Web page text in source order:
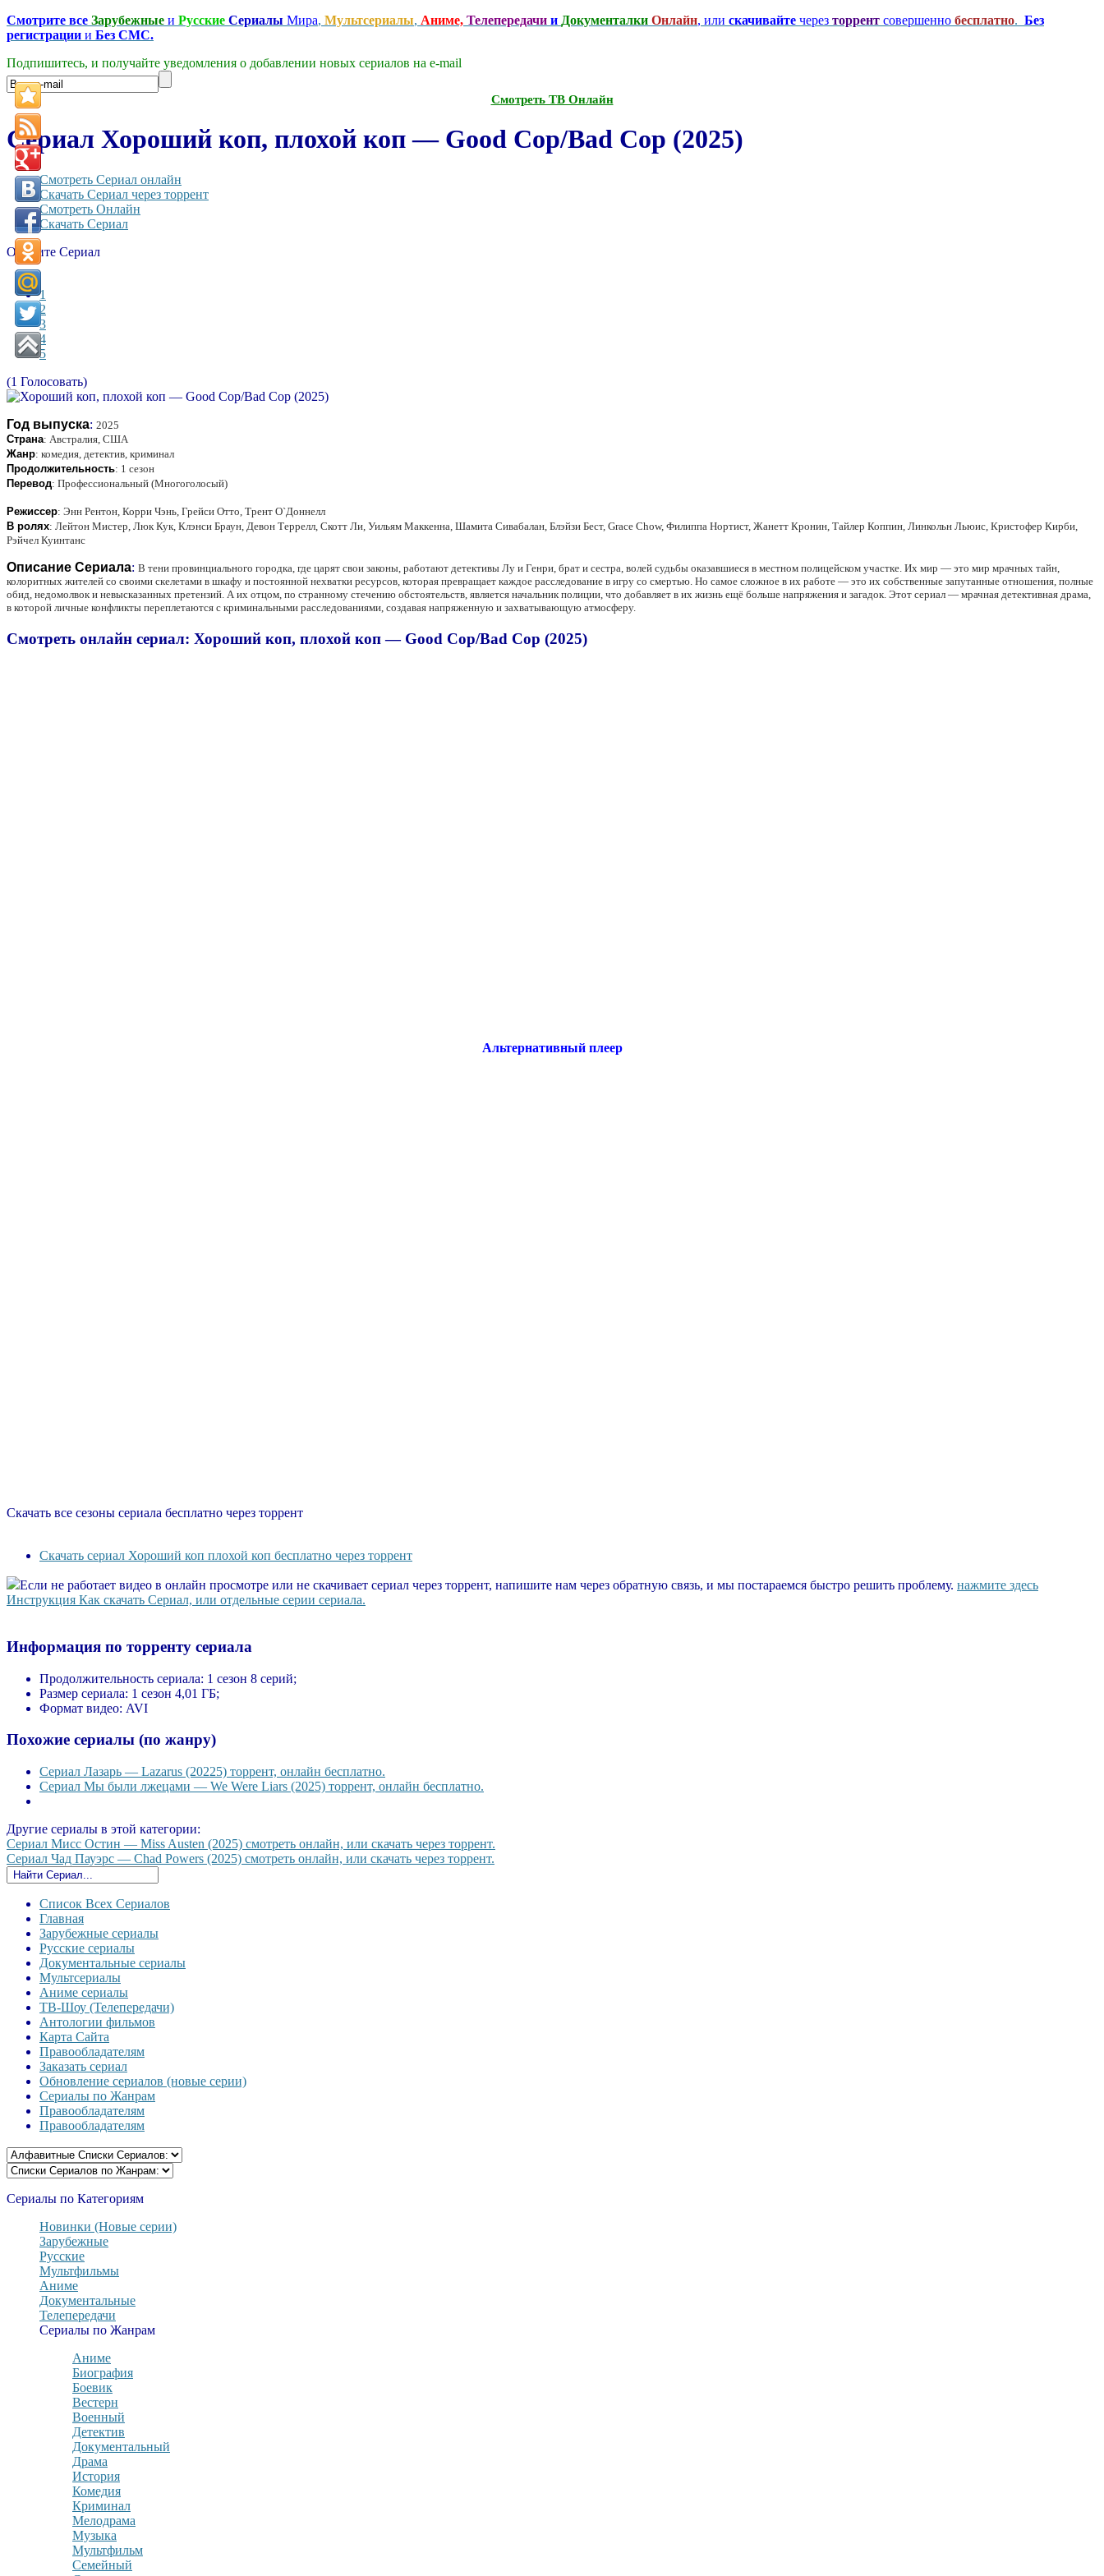
Смотрите все Зарубежные и Русские Сериалы Мира, Мультсериалы, Аниме, Телепередачи и Документалки Онлайн, или скачивайте через торрент совершенно бесплатно. Без
регистрации и Без СМС.
Подпишитесь, и получайте уведомления о добавлении новых сериалов на e-mаil
Смотреть ТВ Онлайн
Сериал Хороший коп, плохой коп — Good Cop/Bad Cop (2025)
Смотреть Сериал онлайн
Скачать Сериал через торрент
Смотреть Онлайн
Скачать Сериал
Оцените Сериал
1
2
3
4
5
(1 Голосовать)
Год выпуска: 2025
Страна: Австралия, США
Жанр: комедия, детектив, криминал
Продолжительность: 1 сезон
Перевод: Профессиональный (Многоголосый)
Режиссер: Энн Рентон, Корри Чэнь, Грейси Отто, Трент О`Доннелл
В ролях: Лейтон Мистер, Люк Кук, Клэнси Браун, Девон Террелл, Скотт Ли, Уильям Маккенна, Шамита Сивабалан, Блэйзи Бест, Grace Chow, Филиппа Нортист, Жанетт Кронин, Тайлер Коппин, Линкольн Льюис, Кристофер Кирби,
Рэйчел Куинтанс
Описание Сериала: В тени провинциального городка, где царят свои законы, работают детективы Лу и Генри, брат и сестра, волей судьбы оказавшиеся в местном полицейском участке. Их мир — это мир мрачных тайн,
колоритных жителей со своими скелетами в шкафу и постоянной нехватки ресурсов, которая превращает каждое расследование в игру со смертью. Но самое сложное в их работе — это их собственные запутанные отношения, полные
обид, недомолвок и невысказанных претензий. А их отцом, по странному стечению обстоятельств, является начальник полиции, что добавляет в их жизнь ещё больше напряжения и загадок. Этот сериал — мрачная детективная драма,
в которой личные конфликты переплетаются с криминальными расследованиями, создавая напряженную и захватывающую атмосферу.
Смотреть онлайн сериал: Хороший коп, плохой коп — Good Cop/Bad Cop (2025)
Альтернативный плеер
Скачать все сезоны сериала бесплатно через торрент
Скачать сериал Хороший коп плохой коп бесплатно через торрент
Если не работает видео в онлайн просмотре или не скачивает сериал через торрент, напишите нам через обратную связь, и мы постараемся быстро решить проблему. нажмите здесь
Инструкция Как скачать Сериал, или отдельные серии сериала.
Информация по торренту сериала
Продолжительность сериала: 1 сезон 8 серий;
Размер сериала: 1 сезон 4,01 ГБ;
Формат видео: AVI
Похожие сериалы (по жанру)
Сериал Лазарь — Lazarus (20225) торрент, онлайн бесплатно.
Сериал Мы были лжецами — We Were Liars (2025) торрент, онлайн бесплатно.
Другие сериалы в этой категории:
Сериал Мисс Остин — Miss Austen (2025) смотреть онлайн, или скачать через торрент.
Сериал Чад Пауэрс — Chad Powers (2025) смотреть онлайн, или скачать через торрент.
Список Всех Сериалов
Главная
Зарубежные сериалы
Русские сериалы
Документальные сериалы
Мультсериалы
Аниме сериалы
ТВ-Шоу (Телепередачи)
Антологии фильмов
Карта Сайта
Правообладателям
Заказать сериал
Обновление сериалов (новые серии)
Сериалы по Жанрам
Правообладателям
Правообладателям
Сериалы по Категориям
Новинки (Новые серии)
Зарубежные
Русские
Мультфильмы
Аниме
Документальные
Телепередачи
Сериалы по Жанрам
Аниме
Биография
Боевик
Вестерн
Военный
Детектив
Документальный
Драма
История
Комедия
Криминал
Мелодрама
Музыка
Мультфильм
Семейный